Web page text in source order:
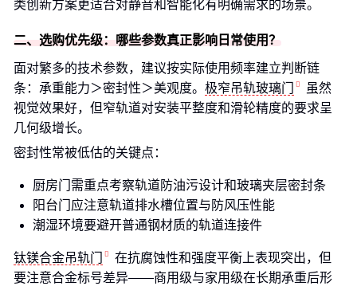
类创新方案更适合对静音和智能化有明确需求的场景。
二、选购优先级：哪些参数真正影响日常使用？
面对繁多的技术参数，建议按实际使用频率建立判断链
条：承重能力＞密封性＞美观度。 极窄吊轨玻璃门
虽然
视觉效果好，但窄轨道对安装平整度和滑轮精度的要求呈
几何级增长。
密封性常被低估的关键点：
厨房门需重点考察轨道防油污设计和玻璃夹层密封条
阳台门应注意轨道排水槽位置与防风压性能
潮湿环境要避开普通钢材质的轨道连接件
钛镁合金吊轨门
在抗腐蚀性和强度平衡上表现突出，但
要注意合金标号差异——商用级与家用级在长期承重后形